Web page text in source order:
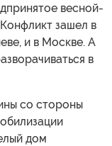
весной-
зашел в
и в Москве. А
в
со стороны
дом